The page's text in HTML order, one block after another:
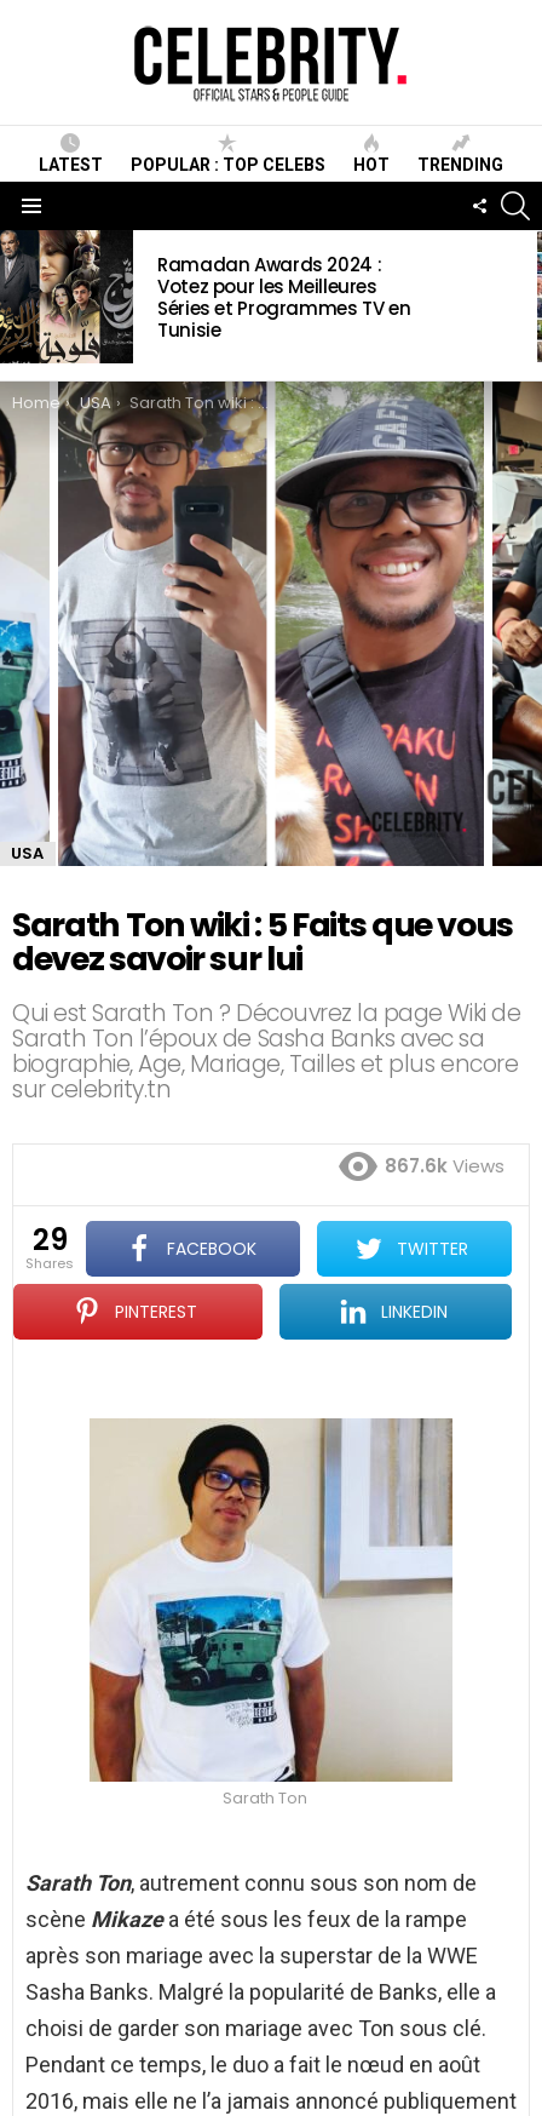
LATEST POPULAR : TOP CELEBS HOT TRENDING
LATEST
STORIES
Ramadan Awards 2024 :
Votez pour les Meilleures
Séries et Programmes TV en
Tunisie
You are here:
Home USA Sarath Ton wiki : 5 Faits que vous devez savoir sur lui
USA
Sarath Ton wiki : 5 Faits que vous
devez savoir sur lui
Qui est Sarath Ton ? Découvrez la page Wiki de
Sarath Ton l’époux de Sasha Banks avec sa
biographie, Age, Mariage, Tailles et plus encore
sur celebrity.tn
867.6kViews
29
shares
FACEBOOK TWITTER
PINTEREST LINKEDIN
Sarath Ton
Sarath Ton, autrement connu sous son nom de
scène Mikazea été sous les feux de la rampe
après son mariage avec la superstar de la WWE
Sasha Banks. Malgré la popularité de Banks, elle a
choisi de garder son mariage avec Ton sous clé.
Pendant ce temps, le duo a fait le nœud en août
2016, mais elle ne l’a jamais annoncé publiquement